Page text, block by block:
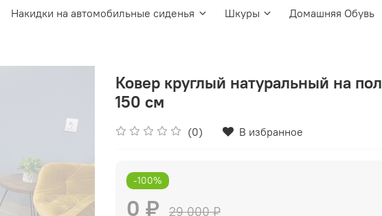
Накидки на автомобильные сиденья Шкуры Домашняя Обувь
Ковер круглый натуральный на
150 см
(0) В избранное
-100%
0 ₽ 29 000 ₽